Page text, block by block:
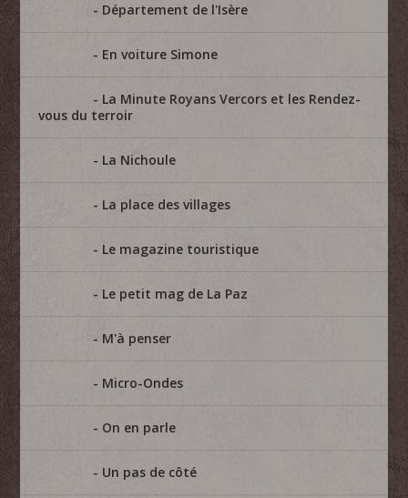
Département de l'Isère
En voiture Simone
La Minute Royans Vercors et les Rendez-
vous du terroir
La Nichoule
La place des villages
Le magazine touristique
Le petit mag de La Paz
M'à penser
Micro-Ondes
On en parle
Un pas de côté